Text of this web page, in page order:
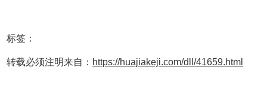
标签：
转载必须注明来自： https://huajiakeji.com/dll/41659.html